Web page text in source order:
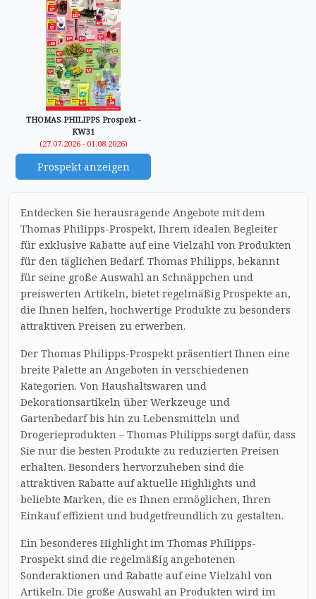
THOMAS PHILIPPS Prospekt -
KW31
(27.07.2026 - 01.08.2026)
Prospekt anzeigen
Entdecken Sie herausragende Angebote mit dem
Thomas Philipps-Prospekt, Ihrem idealen Begleiter
für exklusive Rabatte auf eine Vielzahl von Produkten
für den täglichen Bedarf. Thomas Philipps, bekannt
für seine große Auswahl an Schnäppchen und
preiswerten Artikeln, bietet regelmäßig Prospekte an,
die Ihnen helfen, hochwertige Produkte zu besonders
attraktiven Preisen zu erwerben.
Der Thomas Philipps-Prospekt präsentiert Ihnen eine
breite Palette an Angeboten in verschiedenen
Kategorien. Von Haushaltswaren und
Dekorationsartikeln über Werkzeuge und
Gartenbedarf bis hin zu Lebensmitteln und
Drogerieprodukten – Thomas Philipps sorgt dafür, dass
Sie nur die besten Produkte zu reduzierten Preisen
erhalten. Besonders hervorzuheben sind die
attraktiven Rabatte auf aktuelle Highlights und
beliebte Marken, die es Ihnen ermöglichen, Ihren
Einkauf effizient und budgetfreundlich zu gestalten.
Ein besonderes Highlight im Thomas Philipps-
Prospekt sind die regelmäßig angebotenen
Sonderaktionen und Rabatte auf eine Vielzahl von
Artikeln. Die große Auswahl an Produkten wird im